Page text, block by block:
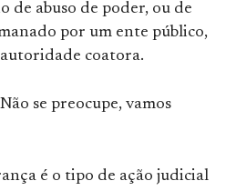
de abuso de poder, ou de
por um ente público,
coatora.
se preocupe, vamos
é o tipo de ação judicial